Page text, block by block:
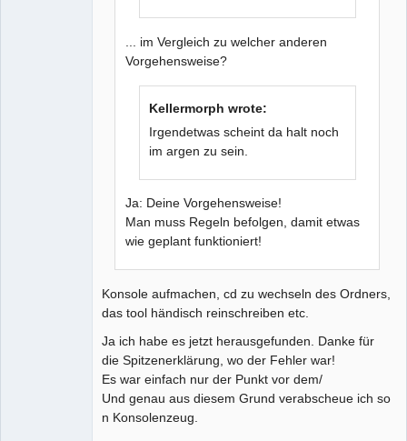
... im Vergleich zu welcher anderen
Vorgehensweise?
Kellermorph wrote:
Irgendetwas scheint da halt noch
im argen zu sein.
Ja: Deine Vorgehensweise!
Man muss Regeln befolgen, damit etwas
wie geplant funktioniert!
Konsole aufmachen, cd zu wechseln des Ordners,
das tool händisch reinschreiben etc.
Ja ich habe es jetzt herausgefunden. Danke für
die Spitzenerklärung, wo der Fehler war!
Es war einfach nur der Punkt vor dem/
Und genau aus diesem Grund verabscheue ich so
n Konsolenzeug.